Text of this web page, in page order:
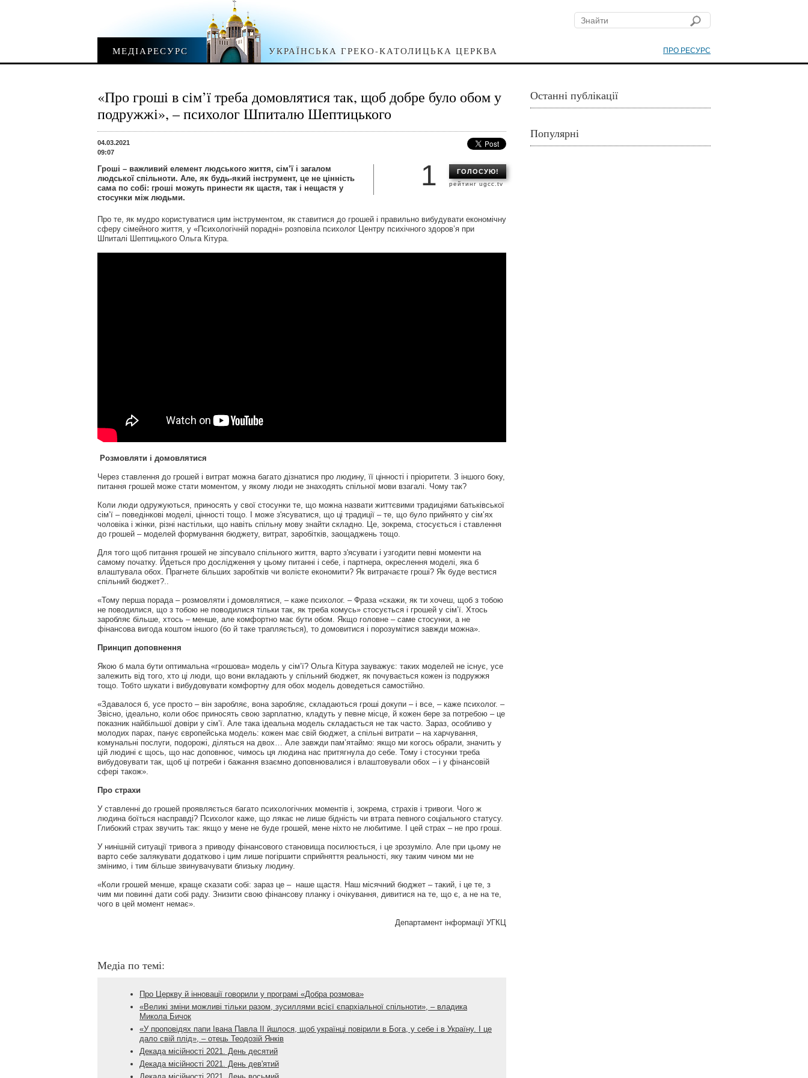
ПРО РЕСУРС
МЕДІАРЕСУРС УКРАЇНСЬКА ГРЕКО-КАТОЛИЦЬКА ЦЕРКВА
«Про гроші в сім’ї треба домовлятися так, щоб добре було обом у
подружжі», – психолог Шпиталю Шептицького
04.03.2021
09:07
ГОЛОСУЮ!
рейтинг ugcc.tv
1
Гроші – важливий елемент людського життя, сім’ї і загалом
людської спільноти. Але, як будь-який інструмент, це не цінність
сама по собі: гроші можуть принести як щастя, так і нещастя у
стосунки між людьми.
Про те, як мудро користуватися цим інструментом, як ставитися до грошей і правильно вибудувати економічну
сферу сімейного життя, у «Психологічній порадні» розповіла психолог Центру психічного здоров’я при
Шпиталі Шептицького Ольга Кітура.
Розмовляти і домовлятися
Через ставлення до грошей і витрат можна багато дізнатися про людину, її цінності і пріоритети. З іншого боку,
питання грошей може стати моментом, у якому люди не знаходять спільної мови взагалі. Чому так?
Коли люди одружуються, приносять у свої стосунки те, що можна назвати життєвими традиціями батьківської
сім’ї – поведінкові моделі, цінності тощо. І може з'ясуватися, що ці традиції – те, що було прийнято у сім’ях
чоловіка і жінки, різні настільки, що навіть спільну мову знайти складно. Це, зокрема, стосується і ставлення
до грошей – моделей формування бюджету, витрат, заробітків, заощаджень тощо.
Для того щоб питання грошей не зіпсувало спільного життя, варто з'ясувати і узгодити певні моменти на
самому початку. Йдеться про дослідження у цьому питанні і себе, і партнера, окреслення моделі, яка б
влаштувала обох. Прагнете більших заробітків чи волієте економити? Як витрачаєте гроші? Як буде вестися
спільний бюджет?..
«Тому перша порада – розмовляти і домовлятися, – каже психолог. – Фраза «скажи, як ти хочеш, щоб з тобою
не поводилися, що з тобою не поводилися тільки так, як треба комусь» стосується і грошей у сім’ї. Хтось
заробляє більше, хтось – менше, але комфортно має бути обом. Якщо головне – саме стосунки, а не
фінансова вигода коштом іншого (бо й таке трапляється), то домовитися і порозумітися завжди можна».
Принцип доповнення
Якою б мала бути оптимальна «грошова» модель у сім’ї? Ольга Кітура зауважує: таких моделей не існує, усе
залежить від того, хто ці люди, що вони вкладають у спільний бюджет, як почувається кожен із подружжя
тощо. Тобто шукати і вибудовувати комфортну для обох модель доведеться самостійно.
«Здавалося б, усе просто – він заробляє, вона заробляє, складаються гроші докупи – і все, – каже психолог. –
Звісно, ідеально, коли обоє приносять свою зарплатню, кладуть у певне місце, й кожен бере за потребою – це
показник найбільшої довіри у сім’ї. Але така ідеальна модель складається не так часто. Зараз, особливо у
молодих парах, панує європейська модель: кожен має свій бюджет, а спільні витрати – на харчування,
комунальні послуги, подорожі, діляться на двох… Але завжди пам’ятаймо: якщо ми когось обрали, значить у
цій людині є щось, що нас доповнює, чимось ця людина нас притягнула до себе. Тому і стосунки треба
вибудовувати так, щоб ці потреби і бажання взаємно доповнювалися і влаштовували обох – і у фінансовій
сфері також».
Про страхи
У ставленні до грошей проявляється багато психологічних моментів і, зокрема, страхів і тривоги. Чого ж
людина боїться насправді? Психолог каже, що лякає не лише бідність чи втрата певного соціального статусу.
Глибокий страх звучить так: якщо у мене не буде грошей, мене ніхто не любитиме. І цей страх – не про гроші.
У нинішній ситуації тривога з приводу фінансового становища посилюється, і це зрозуміло. Але при цьому не
варто себе залякувати додатково і цим лише погіршити сприйняття реальності, яку таким чином ми не
змінимо, і тим більше звинувачувати близьку людину.
«Коли грошей менше, краще сказати собі: зараз це – наше щастя. Наш місячний бюджет – такий, і це те, з
чим ми повинні дати собі раду. Знизити свою фінансову планку і очікування, дивитися на те, що є, а не на те,
чого в цей момент немає».
Департамент інформації УГКЦ
Медіа по темі:
Про Церкву й інновації говорили у програмі «Добра розмова»
«Великі зміни можливі тільки разом, зусиллями всієї єпархіальної спільноти», – владика
Микола Бичок
«У проповідях папи Івана Павла ІІ йшлося, щоб українці повірили в Бога, у себе і в Україну. І це
дало свій плід», – отець Теодозій Янків
Декада місійності 2021. День десятий
Декада місійності 2021. День дев'ятий
Останні публікації
Популярні